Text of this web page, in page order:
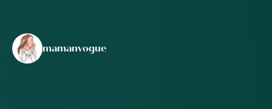
mamanvogue